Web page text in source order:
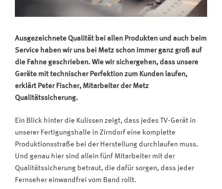
Ausgezeichnete Qualität bei allen Produkten und auch beim
Service haben wir uns bei Metz schon immer ganz groß auf
die Fahne geschrieben. Wie wir sichergehen, dass unsere
Geräte mit technischer Perfektion zum Kunden laufen,
erklärt Peter Fischer, Mitarbeiter der Metz
Qualitätssicherung.
Ein Blick hinter die Kulissen zeigt, dass jedes TV-Gerät in
unserer Fertigungshalle in Zirndorf eine komplette
Produktionsstraße bei der Herstellung durchlaufen muss.
Und genau hier sind allein fünf Mitarbeiter mit der
Qualitätssicherung betraut, die dafür sorgen, dass jeder
Fernseher einwandfrei vom Band rollt.